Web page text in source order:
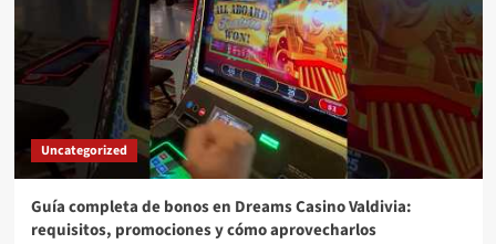
Uncategorized
Guía completa de bonos en Dreams Casino Valdivia:
requisitos, promociones y cómo aprovecharlos​